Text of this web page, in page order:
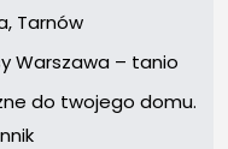
Tarnów
Warszawa – tanio
do twojego domu.